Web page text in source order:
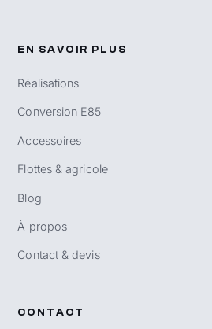
EN SAVOIR PLUS
Réalisations
Conversion E85
Accessoires
Flottes & agricole
Blog
À propos
Contact & devis
CONTACT